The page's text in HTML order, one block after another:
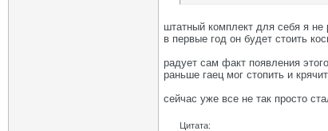
штатный комплект для себя я
в первые год он будет стоить
радует сам факт появления
раньше гаец мог стопить и
сейчас уже все не так просто
Цитата: